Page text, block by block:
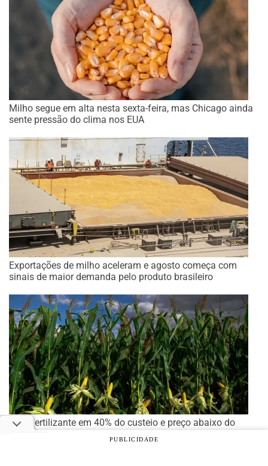
Milho segue em alta nesta sexta-feira, mas Chicago ainda
sente pressão do clima nos EUA
Exportações de milho aceleram e agosto começa com
sinais de maior demanda pelo produto brasileiro
Com fertilizante em 40% do custeio e preço abaixo do
custo total, safrinha de milho exige eficiência
PUBLICIDADE